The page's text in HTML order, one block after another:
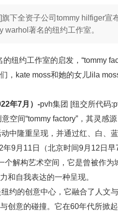
下全资子公司tommy hilfiger宣
warhol著名的纽约工作室。
纽约工作室的启发，“tommy
，kate moss和她的女儿lila
年7月）-pvh集团 [纽交所代码
空间“tommy factory”，其灵感
中隆重呈现，并通过红、白、
年9月11日（北京时间9月12日
个解构艺术空间，它是曾被作
和自我表达的一种呈现。
约的创意中心，它融合了人文
创意的碰撞。它在60年代所掀